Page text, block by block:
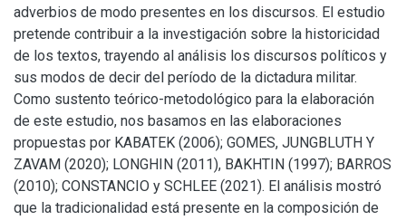
adverbios de modo presentes en los discursos. El estudio
pretende contribuir a la investigación sobre la historicidad
de los textos, trayendo al análisis los discursos políticos y
sus modos de decir del período de la dictadura militar.
Como sustento teórico-metodológico para la elaboración
de este estudio, nos basamos en las elaboraciones
propuestas por KABATEK (2006); GOMES, JUNGBLUTH Y
ZAVAM (2020); LONGHIN (2011), BAKHTIN (1997); BARROS
(2010); CONSTANCIO y SCHLEE (2021). El análisis mostró
que la tradicionalidad está presente en la composición de